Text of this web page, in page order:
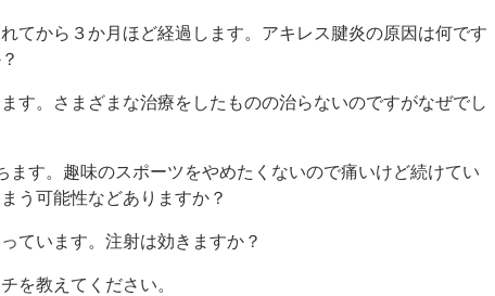
てから３か月ほど経過します。アキレス腱炎の原因は何です
す。さまざまな治療をしたものの治らないのですがなぜでし
ます。趣味のスポーツをやめたくないので痛いけど続けてい
う可能性などありますか？
ています。注射は効きますか？
を教えてください。